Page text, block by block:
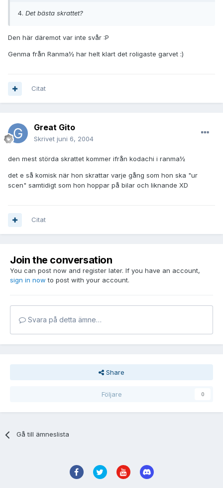
4. Det bästa skrattet?
Den här däremot var inte svår :P
Genma från Ranma½ har helt klart det roligaste garvet :)
Citat
Great Gito
Skrivet juni 6, 2004
den mest störda skrattet kommer ifrån kodachi i ranma½
det e så komisk när hon skrattar varje gång som hon ska "ur
scen" samtidigt som hon hoppar på bilar och liknande XD
Citat
Join the conversation
You can post now and register later. If you have an account,
sign in now to post with your account.
Svara på detta ämne…
Share
Följare 0
Gå till ämneslista